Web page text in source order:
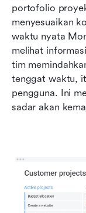
portofolio
menyesuaikan
waktu nyata
melihat
tim
tenggat waktu,
pengguna. Ini
sadar akan